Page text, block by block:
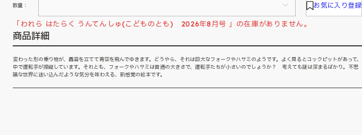
数量： お気に入り登録
「われら はたらく うんてんしゅ(こどものとも) 2026年8月号 」の在庫がありません。
商品詳細
変わった形の乗り物が、轟音を立てて青空を飛んでゆきます。どうやら、それは巨大なフォークやハサミのようです。よく見るとコックピットがあって、
中で運転手が操縦しています。それとも、フォークやハサミは普通の大きさで、運転手たちが小さいのでしょうか？ 考えても謎は深まるばかり。不思
議な世界に迷い込んだような気分を味わえる、新感覚の絵本です。